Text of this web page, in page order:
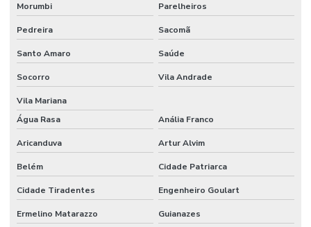
Vendedor de papel de seda atacado
Morumbi Parelheiros
Pedreira Sacomã
Santo Amaro Saúde
Socorro Vila Andrade
Vila Mariana
Água Rasa
Anália Franco
Aricanduva Artur Alvim
Belém Cidade Patriarca
Cidade Tiradentes Engenheiro Goulart
Ermelino Matarazzo Guianazes